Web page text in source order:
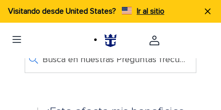
Visitando desde United States? Ir al sitio
Busca en nuestras Preguntas frecuentes